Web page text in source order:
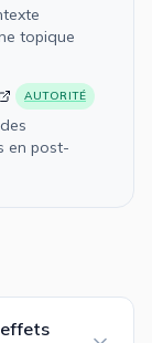
topique
AUTORITÉ
en post-